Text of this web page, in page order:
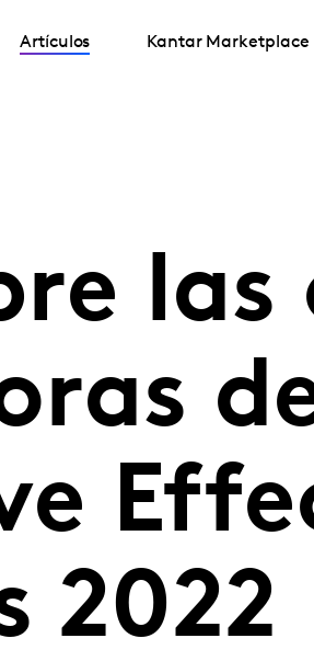
Artículos Kantar Marketplace
2022